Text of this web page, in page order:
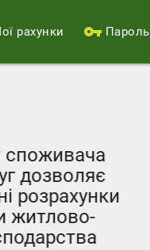
рахунки Пароль
споживача
дозволяє
розрахунки
житлово-